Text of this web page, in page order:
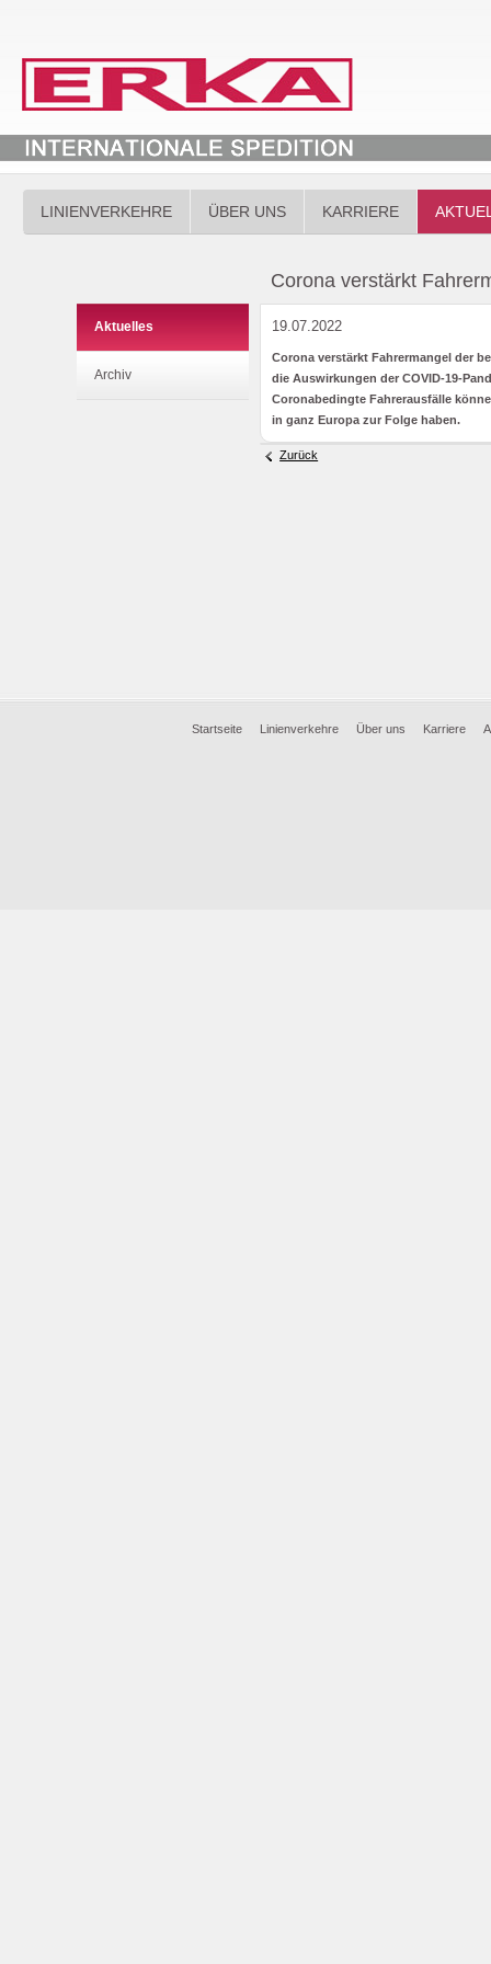
LINIENVERKEHRE ÜBER UNS KARRIERE
Corona verstärkt
Aktuelles
Archiv
19.07.2022
Corona verstärkt Fahrermangel der
die Auswirkungen der COVID-19-
Coronabedingte Fahrerausfälle
in ganz Europa zur Folge haben.
Zurück
Startseite Linienverkehre Über uns Karriere